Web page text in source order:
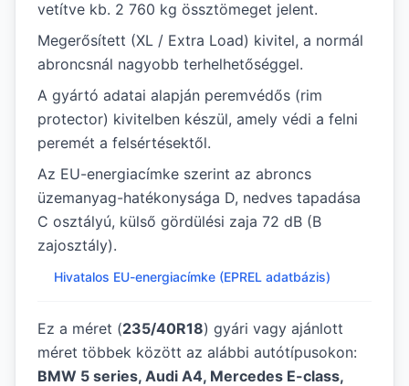
vetítve kb. 2 760 kg össztömeget jelent.
Megerősített (XL / Extra Load) kivitel, a normál
abroncsnál nagyobb terhelhetőséggel.
A gyártó adatai alapján peremvédős (rim
protector) kivitelben készül, amely védi a felni
peremét a felsértésektől.
Az EU-energiacímke szerint az abroncs
üzemanyag-hatékonysága D, nedves tapadása
C osztályú, külső gördülési zaja 72 dB (B
zajosztály).
Hivatalos EU-energiacímke (EPREL adatbázis)
Ez a méret (235/40R18) gyári vagy ajánlott
méret többek között az alábbi autótípusokon:
BMW 5 series, Audi A4, Mercedes E-class,